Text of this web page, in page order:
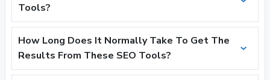
Tools?
How Long Does It Normally Take To Get The
Results From These SEO Tools?